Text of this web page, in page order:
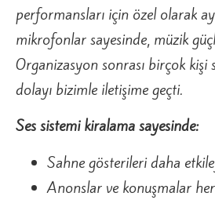
performansları için özel olarak
mikrofonlar sayesinde, müzik
Organizasyon sonrası birçok kişi
dolayı bizimle iletişime geçti.
Ses sistemi kiralama sayesinde:
Sahne gösterileri daha
Anonslar ve konuşmalar